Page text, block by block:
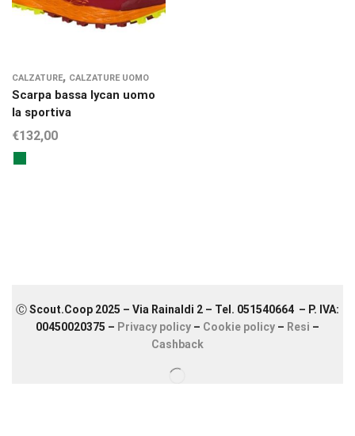
CALZATURE, CALZATURE UOMO
Scarpa bassa lycan uomo
la sportiva
€132,00
Ⓒ Scout.Coop 2025 – Via Rainaldi 2 – Tel. 051540664 – P. IVA:
00450020375 – Privacy policy – Cookie policy – Resi –
Cashback